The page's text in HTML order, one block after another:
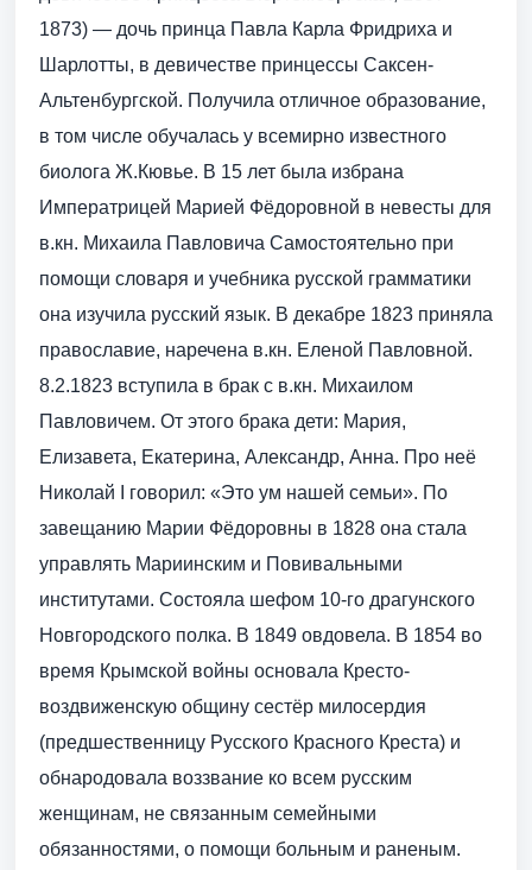
1873) — дочь принца Павла Карла Фридриха и
Шарлотты, в девичестве принцессы Саксен-
Альтенбургской. Получила отличное образование,
в том числе обучалась у всемирно известного
биолога Ж.Кювье. В 15 лет была избрана
Императрицей Марией Фёдоровной в невесты для
в.кн. Михаила Павловича Самостоятельно при
помощи словаря и учебника русской грамматики
она изучила русский язык. В декабре 1823 приняла
православие, наречена в.кн. Еленой Павловной.
8.2.1823 вступила в брак с в.кн. Михаилом
Павловичем. От этого брака дети: Мария,
Елизавета, Екатерина, Александр, Анна. Про неё
Николай I говорил: «Это ум нашей семьи». По
завещанию Марии Фёдоровны в 1828 она стала
управлять Мариинским и Повивальными
институтами. Состояла шефом 10-го драгунского
Новгородского полка. В 1849 овдовела. В 1854 во
время Крымской войны основала Кресто-
воздвиженскую общину сестёр милосердия
(предшественницу Русского Красного Креста) и
обнародовала воззвание ко всем русским
женщинам, не связанным семейными
обязанностями, о помощи больным и раненым.